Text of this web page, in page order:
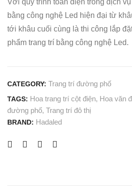
Với quy trình toàn diện trong dịch
bằng công nghệ Led hiện đại từ
tới khâu cuối cùng là thi công lắp
phẩm trang trí bằng công nghệ Led.
CATEGORY: Trang trí đường phố
TAGS: Hoa trang trí cột điện, Hoa văn
đường phố, Trang trí đô thị
BRAND: Hadaled